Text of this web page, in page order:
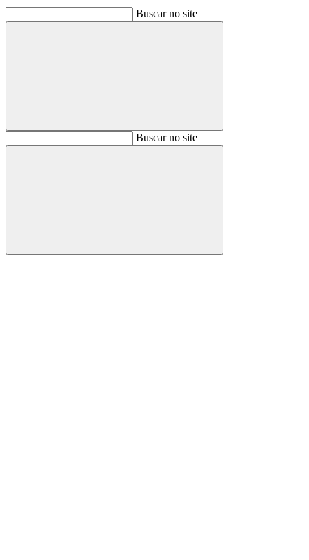
Buscar no site
BuscarBuscar no site
Buscar